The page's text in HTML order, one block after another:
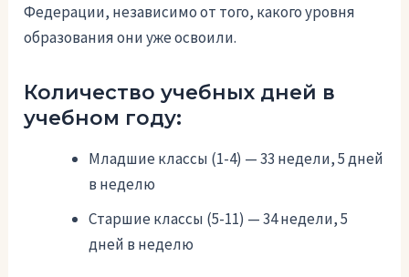
Федерации, независимо от того, какого уровня
образования они уже освоили.
Количество учебных дней в
учебном году:
Младшие классы (1-4) — 33 недели, 5 дней
в неделю
Старшие классы (5-11) — 34 недели, 5
дней в неделю